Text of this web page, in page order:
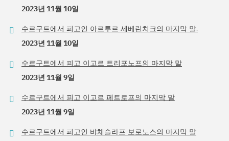
2023년 11월 10일
수르구트에서 피고인 아르투르 세베린치크의 마지막 말.
2023년 11월 10일
수르구트에서 피고 이고르 트리포노프의 마지막 말
2023년 11월 9일
수르구트에서 피고 이고르 페트로프의 마지막 말
2023년 11월 9일
수르구트에서 피고인 뱌체슬라프 보로노스의 마지막 말